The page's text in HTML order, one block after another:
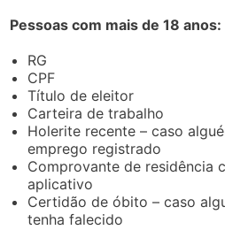
Pessoas com mais de 18 anos:
RG
CPF
Título de eleitor
Carteira de trabalho
Holerite recente – caso
emprego registrado
Comprovante de residência
aplicativo
Certidão de óbito – caso
tenha falecido